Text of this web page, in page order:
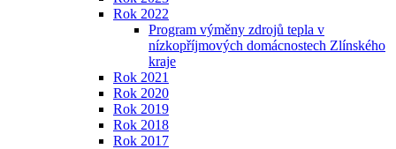
Rok 2022
Program výměny zdrojů tepla v
nízkopříjmových domácnostech Zlínského
kraje
Rok 2021
Rok 2020
Rok 2019
Rok 2018
Rok 2017